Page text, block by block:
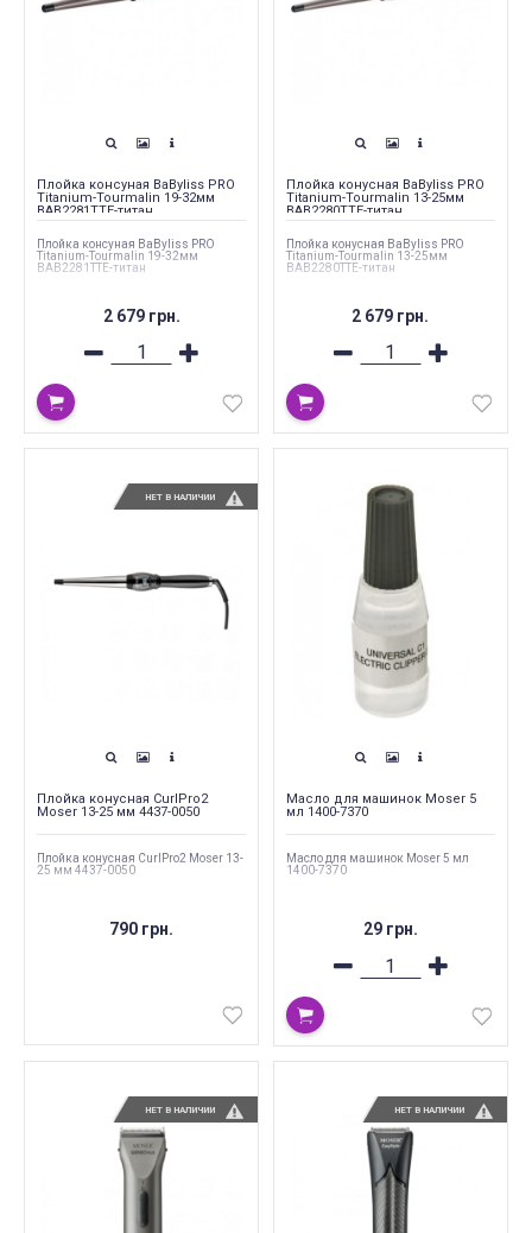
Плойка консуная BaByliss PRO
Titanium-Tourmalin 19-32мм
BAB2281TTE-титан
Плойка консуная BaByliss PRO
Titanium-Tourmalin 19-32мм
BAB2281TTE-титан
2 679 грн.
Плойка конусная BaByliss PRO
Titanium-Tourmalin 13-25мм
BAB2280TTE-титан
Плойка конусная BaByliss PRO
Titanium-Tourmalin 13-25мм
BAB2280TTE-титан
2 679 грн.
НЕТ В НАЛИЧИИ
Плойка конусная CurlPro2
Moser 13-25 мм 4437-0050
Плойка конусная CurlPro2 Moser 13-
25 мм 4437-0050
790 грн.
Масло для машинок Moser 5
мл 1400-7370
Масло для машинок Moser 5 мл
1400-7370
29 грн.
НЕТ В НАЛИЧИИ НЕТ В НАЛИЧИИ